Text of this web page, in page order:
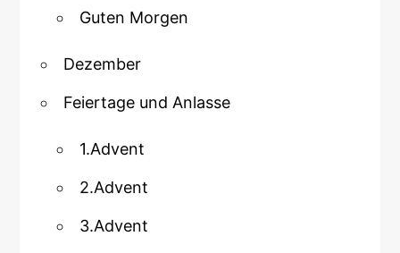
Guten Morgen
Dezember
Feiertage und Anlasse
1.Advent
2.Advent
3.Advent